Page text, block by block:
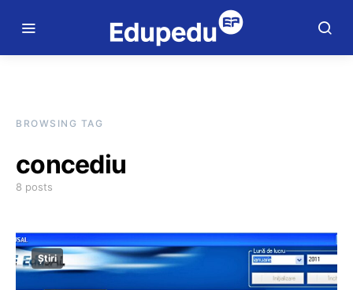
BROWSING TAG
concediu
8 posts
Știri